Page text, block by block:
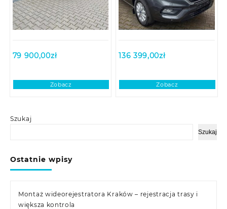
Szukaj
Szukaj
Ostatnie wpisy
Montaż wideorejestratora Kraków – rejestracja trasy i
większa kontrola
79 900,00zł
Zobacz
136 399,00zł
Zobacz